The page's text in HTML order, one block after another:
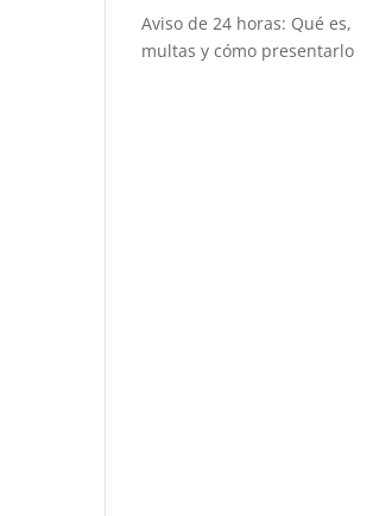
Aviso de 24 horas: Qué es,
multas y cómo presentarlo